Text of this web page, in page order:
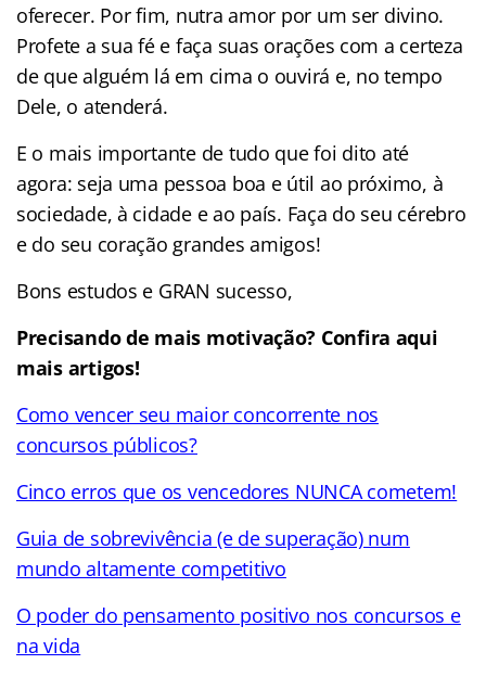
oferecer. Por fim, nutra amor por um ser divino.
Profete a sua fé e faça suas orações com a certeza
de que alguém lá em cima o ouvirá e, no tempo
Dele, o atenderá.
E o mais importante de tudo que foi dito até
agora: seja uma pessoa boa e útil ao próximo, à
sociedade, à cidade e ao país. Faça do seu cérebro
e do seu coração grandes amigos!
Bons estudos e GRAN sucesso,
Precisando de mais motivação? Confira aqui
mais artigos!
Como vencer seu maior concorrente nos
concursos públicos?
Cinco erros que os vencedores NUNCA cometem!
Guia de sobrevivência (e de superação) num
mundo altamente competitivo
O poder do pensamento positivo nos concursos e
na vida